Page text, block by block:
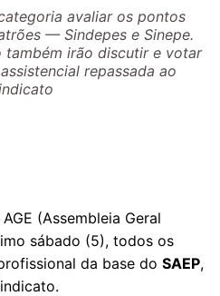
avaliar os pontos
— Sindepes e Sinepe.
também irão discutir e votar
repassada ao
(Assembleia Geral
sábado (5), todos os
da base do SAEP,